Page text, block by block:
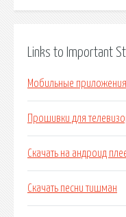
Links to Important
Мобильные
Прошивки для
Скачать на андроид
Скачать песни тишман